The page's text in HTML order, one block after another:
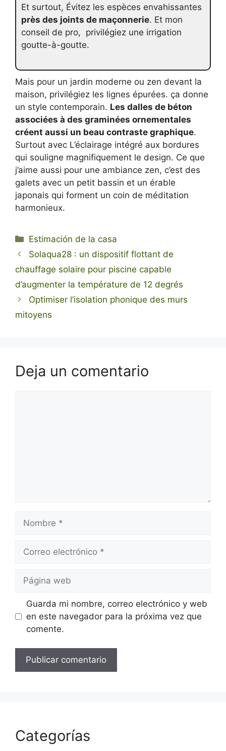
Et surtout, Évitez les espèces envahissantes
près des joints de maçonnerie. Et mon
conseil de pro, privilégiez une irrigation
goutte-à-goutte.
Mais pour un jardin moderne ou zen devant la
maison, privilégiez les lignes épurées. ça donne
un style contemporain. Les dalles de béton
associées à des graminées ornementales
créent aussi un beau contraste graphique.
Surtout avec L’éclairage intégré aux bordures
qui souligne magnifiquement le design. Ce que
j’aime aussi pour une ambiance zen, c’est des
galets avec un petit bassin et un érable
japonais qui forment un coin de méditation
harmonieux.
Categorías
Estimación de la casa
Solaqua28 : un dispositif flottant de
chauffage solaire pour piscine capable
d’augmenter la température de 12 degrés
Optimiser l’isolation phonique des murs
mitoyens
Deja un comentario
electrónico
Página
web
Guarda mi nombre, correo electrónico y web
en este navegador para la próxima vez que
comente.
Categorías